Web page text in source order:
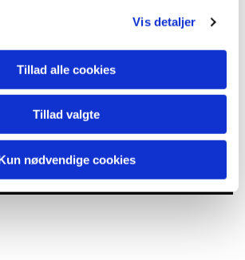
Vis detaljer
Tillad alle cookies
Tillad valgte
nødvendige cookies
også kunne lide...